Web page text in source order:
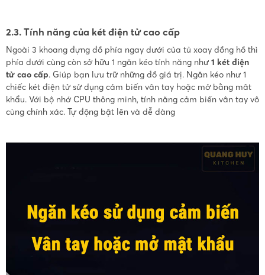
2.3. Tính năng của két điện tử cao cấp
Ngoài 3 khoang đựng đồ phía ngay dưới của tủ xoay đồng hồ thì
phía dưới cùng còn sở hữu 1 ngăn kéo tính năng như 1 két điện
tử cao cấp. Giúp bạn lưu trữ những đồ giá trị. Ngăn kéo như 1
chiếc két điện tử sử dụng cảm biến vân tay hoặc mở bằng mât
khẩu. Với bộ nhớ CPU thông minh, tính năng cảm biến vân tay vô
cùng chính xác. Tự động bật lên và dễ dàng